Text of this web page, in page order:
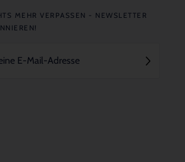
MEHR VERPASSEN - NEWSLETTER